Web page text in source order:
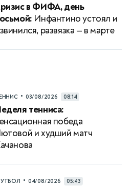
в ФИФА, день
Инфантино устоял и
развязка — в марте
• 03/08/2026 08:14
тенниса:
победа
и худший матч
• 04/08/2026 05:43